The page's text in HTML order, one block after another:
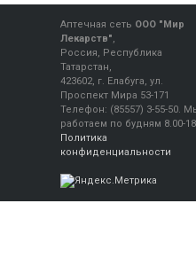
Аптечная сеть ООО "Мир
Лекарств",
Россия, Республика
Татарстан,
423602, г. Елабуга, ул.
Проспект Мира 53-171
Телефон: (85557) 3-55-50.
работаем по будням 8.00-
Политика
конфиденциальности